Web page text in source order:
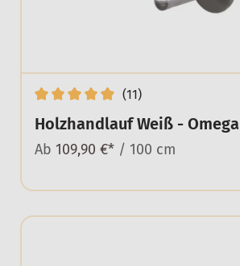
(11)
Holzhandlauf Weiß - Omega
Ab 109,90 €* / 100 cm